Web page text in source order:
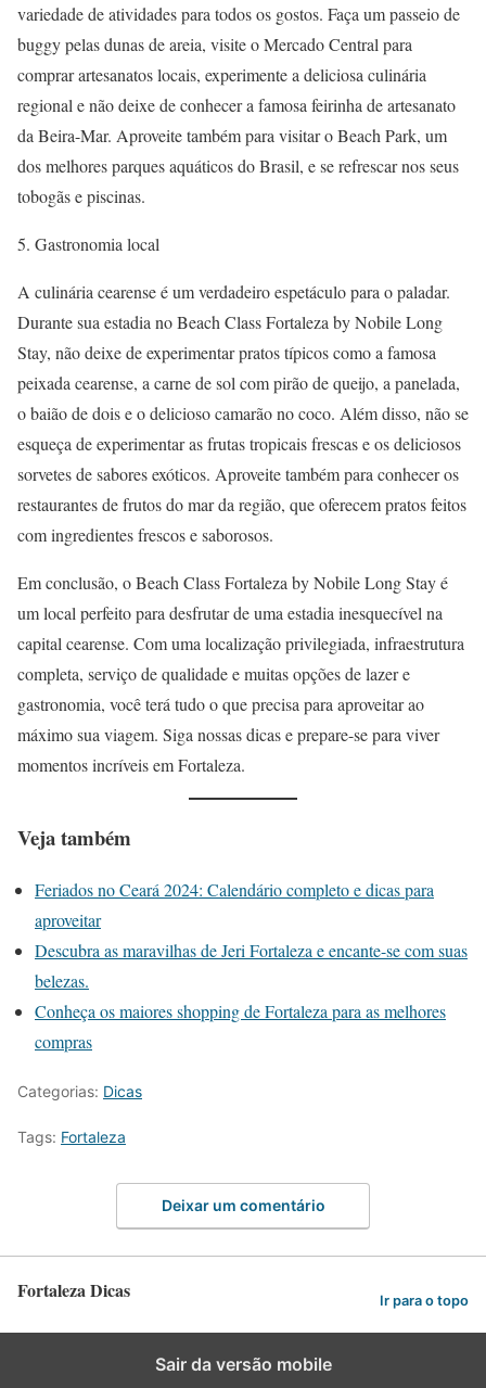
variedade de atividades para todos os gostos. Faça um passeio de
buggy pelas dunas de areia, visite o Mercado Central para
comprar artesanatos locais, experimente a deliciosa culinária
regional e não deixe de conhecer a famosa feirinha de artesanato
da Beira-Mar. Aproveite também para visitar o Beach Park, um
dos melhores parques aquáticos do Brasil, e se refrescar nos seus
tobogãs e piscinas.
5. Gastronomia local
A culinária cearense é um verdadeiro espetáculo para o paladar.
Durante sua estadia no Beach Class Fortaleza by Nobile Long
Stay, não deixe de experimentar pratos típicos como a famosa
peixada cearense, a carne de sol com pirão de queijo, a panelada,
o baião de dois e o delicioso camarão no coco. Além disso, não se
esqueça de experimentar as frutas tropicais frescas e os deliciosos
sorvetes de sabores exóticos. Aproveite também para conhecer os
restaurantes de frutos do mar da região, que oferecem pratos feitos
com ingredientes frescos e saborosos.
Em conclusão, o Beach Class Fortaleza by Nobile Long Stay é
um local perfeito para desfrutar de uma estadia inesquecível na
capital cearense. Com uma localização privilegiada, infraestrutura
completa, serviço de qualidade e muitas opções de lazer e
gastronomia, você terá tudo o que precisa para aproveitar ao
máximo sua viagem. Siga nossas dicas e prepare-se para viver
momentos incríveis em Fortaleza.
Veja também
Feriados no Ceará 2024: Calendário completo e dicas para
aproveitar
Descubra as maravilhas de Jeri Fortaleza e encante-se com suas
belezas.
Conheça os maiores shopping de Fortaleza para as melhores
compras
Categorias: Dicas
Tags: Fortaleza
Deixar um comentário
Fortaleza Dicas Ir para o topo
Sair da versão mobile